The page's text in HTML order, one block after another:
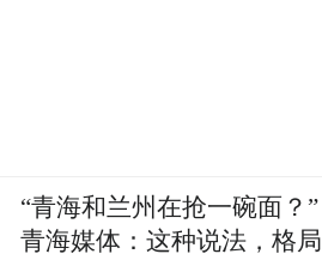
“青海和兰州在抢一碗面？”
青海媒体：这种说法，格局